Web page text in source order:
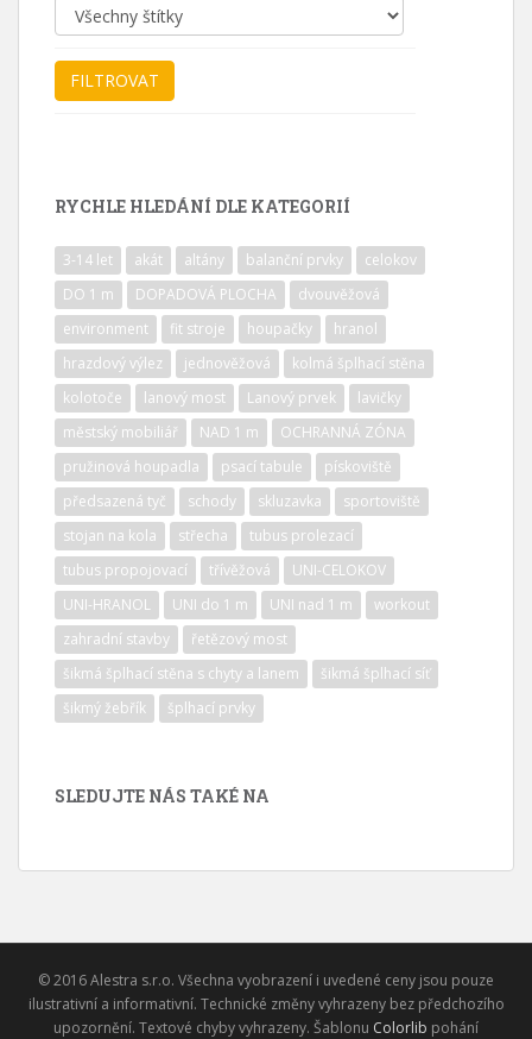
RYCHLE HLEDÁNÍ DLE KATEGORIÍ
3-14 let akát altány balanční prvky
celokov
DO 1 m
DOPADOVÁ PLOCHA
dvouvěžová
environment
fit stroje houpačky
hranol
hrazdový výlez
jednověžová
kolmá šplhací stěna
kolotoče
lanový most Lanový prvek
lavičky
městský mobiliář
NAD 1 m
OCHRANNÁ ZÓNA
pružinová houpadla
psací tabule
pískoviště
předsazená tyč
schody skluzavka
sportoviště
stojan na kola
střecha
tubus prolezací
tubus propojovací
třívěžová
UNI-CELOKOV
UNI-HRANOL
UNI do 1 m UNI nad 1 m
workout
zahradní stavby
řetězový most
šikmá šplhací stěna s chyty a lanem
šikmá šplhací síť
šikmý žebřík
šplhací prvky
SLEDUJTE NÁS TAKÉ NA
© 2016 Alestra s.r.o. Všechna vyobrazení i uvedené ceny jsou pouze
ilustrativní a informativní. Technické změny vyhrazeny bez předchozího
upozornění. Textové chyby vyhrazeny. Šablonu Colorlib pohání